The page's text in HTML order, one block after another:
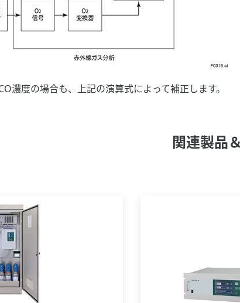
濃度の場合も、上記の演算式によって補正します。
関連製品